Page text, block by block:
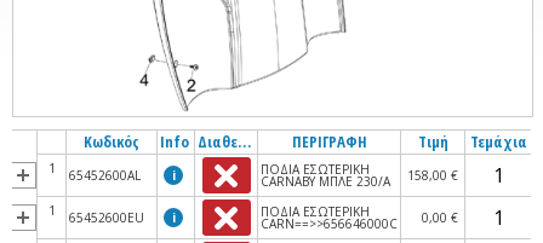
Κωδικός Info Διαθεσιμότητα ΠΕΡΙΓΡΑΦΗ Τιμή Τεμάχια
1 65452600AL i ΠΟΔΙΑ ΕΣΩΤΕΡΙΚΗ
CARNABY ΜΠΛΕ 230/A 158,00 €
1 65452600EU i ΠΟΔΙΑ ΕΣΩΤΕΡΙΚΗ
CARN==>>656646000C 0,00 €